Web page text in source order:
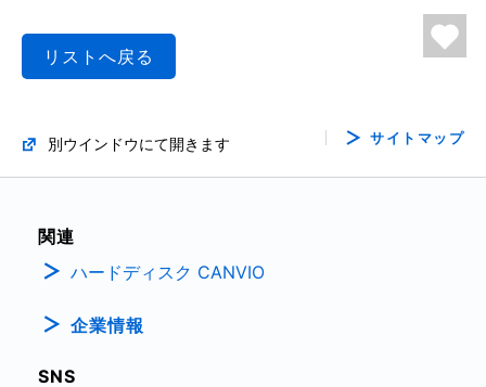
リストへ戻る
別ウインドウにて開きます サイトマップ
関連
ハードディスク CANVIO
企業情報
SNS